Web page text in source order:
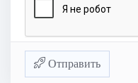
Отправить